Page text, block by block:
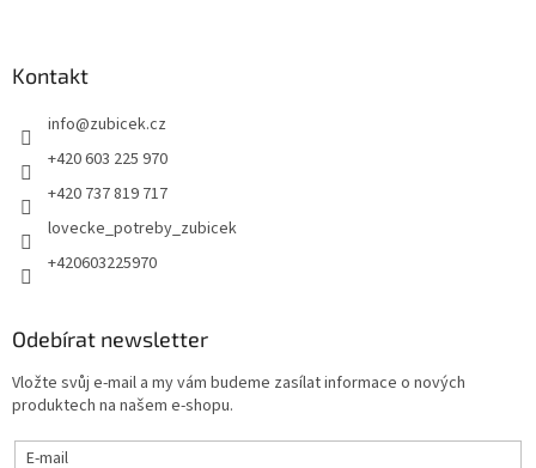
Kontakt
info@zubicek.cz
+420 603 225 970
+420 737 819 717
lovecke_potreby_zubicek
+420603225970
Odebírat newsletter
Vložte svůj e-mail a my vám budeme zasílat informace o nových
produktech na našem e-shopu.
E-mail